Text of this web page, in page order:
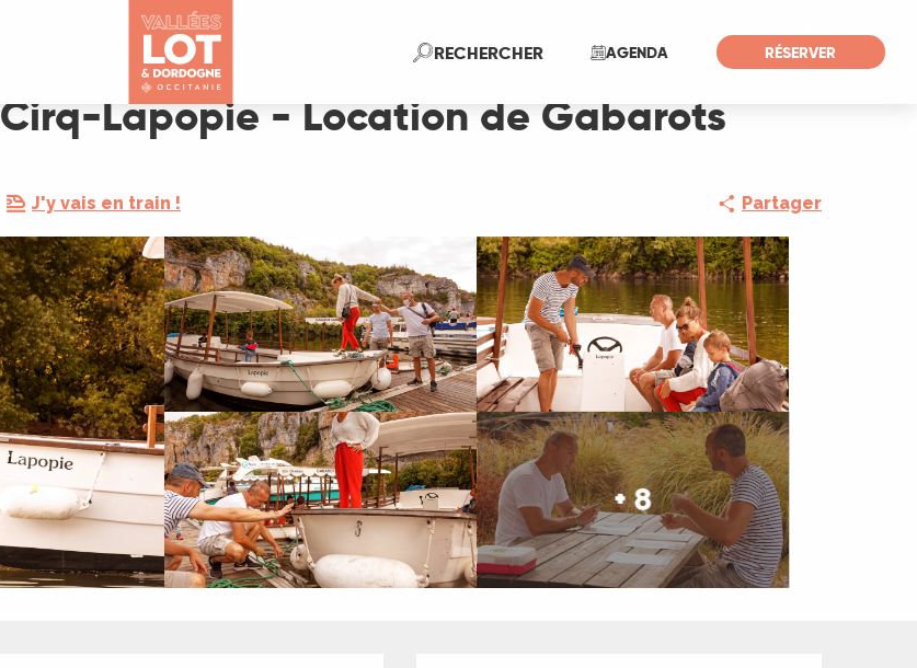
AGENDA RÉSERVER
RECHERCHERRecherche
Lapopie - Location de Gabarots
J'y vais en train ! Partager
+ 8